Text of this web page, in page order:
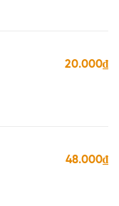
20.000₫
48.000₫